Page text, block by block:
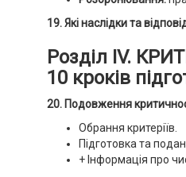
19. Які наслідки та
Розділ ІV.
10 кроків
20. Подовження
Обрання критеріїв.
Підготовка та
+ Інформація про